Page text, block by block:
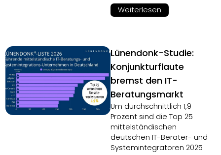
Weiterlesen
Lünendonk-Studie:
Konjunkturflaute
bremst den IT-
Beratungsmarkt
Um durchschnittlich 1,9
Prozent sind die Top 25
mittelständischen
deutschen IT-Berater- und
Systemintegratoren 2025